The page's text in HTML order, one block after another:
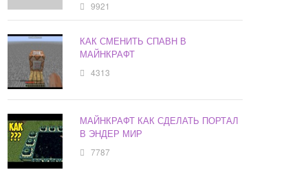
9921
КАК СМЕНИТЬ СПАВН В
МАЙНКРАФТ
4313
МАЙНКРАФТ КАК СДЕЛАТЬ ПОРТАЛ
В ЭНДЕР МИР
7787